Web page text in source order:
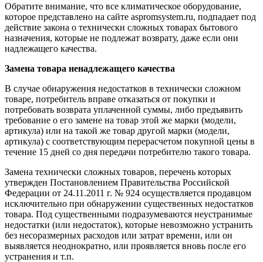
Обратите внимание, что все климатическое оборудование,
которое представлено на сайте aspromsystem.ru, подпадает под
действие закона о технически сложных товарах бытового
назначения, которые не подлежат возврату, даже если они
надлежащего качества.
Замена товара ненадлежащего качества
В случае обнаружения недостатков в технически сложном
товаре, потребитель вправе отказаться от покупки и
потребовать возврата уплаченной суммы, либо предъявить
требование о его замене на товар этой же марки (модели,
артикула) или на такой же товар другой марки (модели,
артикула) с соответствующим перерасчетом покупной цены в
течение 15 дней со дня передачи потребителю такого товара.
Замена технически сложных товаров, перечень которых
утвержден Постановлением Правительства Российской
Федерации от 24.11.2011 г. № 924 осуществляется продавцом
исключительно при обнаружении существенных недостатков
товара. Под существенными подразумеваются неустранимые
недостатки (или недостаток), которые невозможно устранить
без несоразмерных расходов или затрат времени, или он
выявляется неоднократно, или проявляется вновь после его
устранения и т.п.